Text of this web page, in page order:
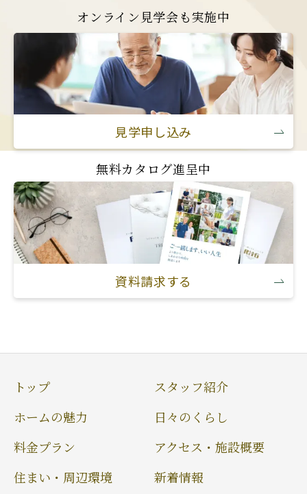
オンライン見学会も実施中
見学申し込み
無料カタログ進呈中
資料請求する
トップ
ホームの魅力
料金プラン
住まい・周辺環境
スタッフ紹介
日々のくらし
アクセス・施設概要
新着情報